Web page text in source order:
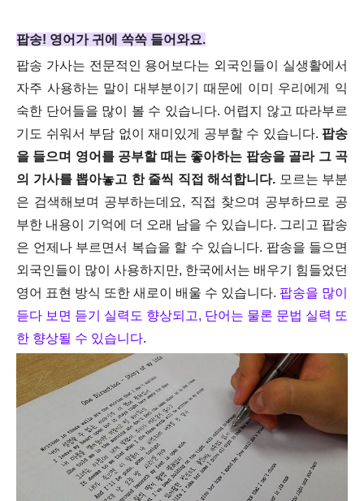
팝송! 영어가 귀에 쏙쏙 들어와요.
팝송 가사는 전문적인 용어보다는 외국인들이 실생활에서
자주 사용하는 말이 대부분이기 때문에 이미 우리에게 익
숙한 단어들을 많이 볼 수 있습니다. 어렵지 않고 따라부르
기도 쉬워서 부담 없이 재미있게 공부할 수 있습니다. 팝송
을 들으며 영어를 공부할 때는 좋아하는 팝송을 골라 그 곡
의 가사를 뽑아놓고 한 줄씩 직접 해석합니다. 모르는 부분
은 검색해보며 공부하는데요, 직접 찾으며 공부하므로 공
부한 내용이 기억에 더 오래 남을 수 있습니다. 그리고 팝송
은 언제나 부르면서 복습을 할 수 있습니다. 팝송을 들으면
외국인들이 많이 사용하지만, 한국에서는 배우기 힘들었던
영어 표현 방식 또한 새로이 배울 수 있습니다. 팝송을 많이
듣다 보면 듣기 실력도 향상되고, 단어는 물론 문법 실력 또
한 향상될 수 있습니다.